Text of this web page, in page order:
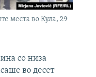
места во Кула, 29
со низа
во десет